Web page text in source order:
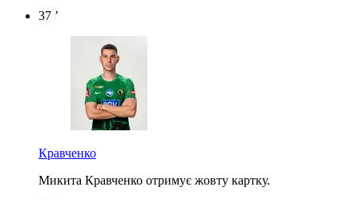
37 ’
Кравченко
Микита Кравченко отримує жовту картку.